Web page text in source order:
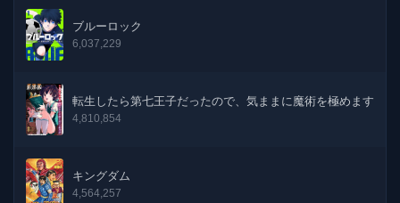
132話
130話
128話
ブルーロック
6,037,229
転生したら第七王子だったので、気ままに魔術を極めます
4,810,854
キングダム
4,564,257